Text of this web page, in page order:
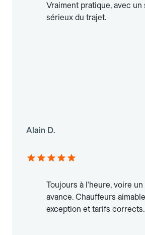
Vraiment pratique, avec un
sérieux du trajet.
Alain D.
Toujours à l'heure, voire un
avance. Chauffeurs
exception et tarifs corrects.